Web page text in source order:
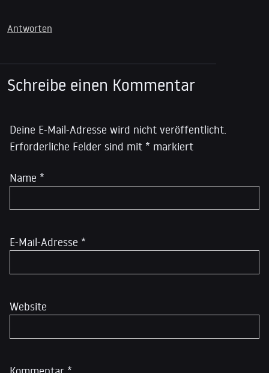
Antworten
Schreibe einen Kommentar
Deine E-Mail-Adresse wird nicht veröffentlicht.
Erforderliche Felder sind mit * markiert
Name *
E-Mail-Adresse *
Website